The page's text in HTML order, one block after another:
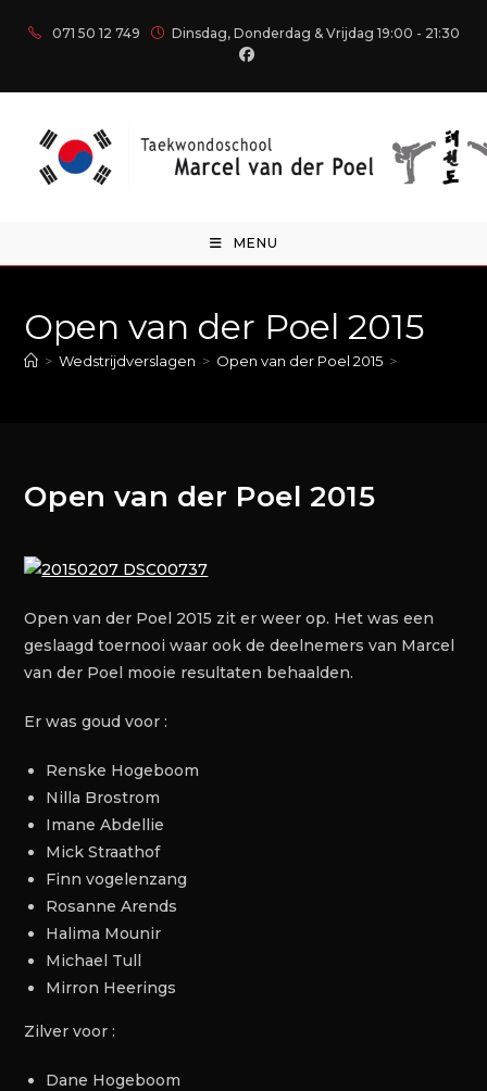
071 50 12 749 Dinsdag, Donderdag & Vrijdag 19:00 - 21:30
MENU
Open van der Poel 2015
> Wedstrijdverslagen > Open van der Poel 2015 >
Open van der Poel 2015
Open van der Poel 2015 zit er weer op. Het was een
geslaagd toernooi waar ook de deelnemers van Marcel
van der Poel mooie resultaten behaalden.
Er was goud voor :
Renske Hogeboom
Nilla Brostrom
Imane Abdellie
Mick Straathof
Finn vogelenzang
Rosanne Arends
Halima Mounir
Michael Tull
Mirron Heerings
Zilver voor :
Dane Hogeboom